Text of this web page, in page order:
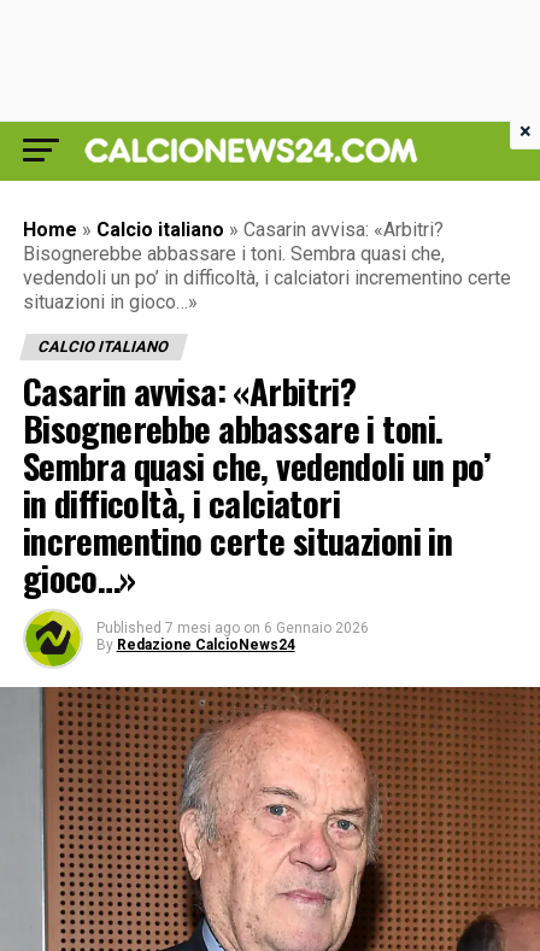
Home » Calcio italiano » Casarin avvisa: «Arbitri?
Bisognerebbe abbassare i toni. Sembra quasi che,
vedendoli un po’ in difficoltà, i calciatori incrementino certe
situazioni in gioco…»
CALCIO ITALIANO
Casarin avvisa: «Arbitri?
Bisognerebbe abbassare i toni.
Sembra quasi che, vedendoli un po’
in difficoltà, i calciatori
incrementino certe situazioni in
gioco…»
Published 7 mesi ago on 6 Gennaio 2026
By Redazione CalcioNews24
×